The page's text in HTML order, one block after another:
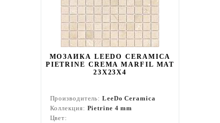
МОЗАИКА LEEDO CERAMICA
PIETRINE CREMA MARFIL MAT
23X23X4
Производитель:LeeDo Ceramica
Коллекция: Pietrine 4 mm
Цвет: